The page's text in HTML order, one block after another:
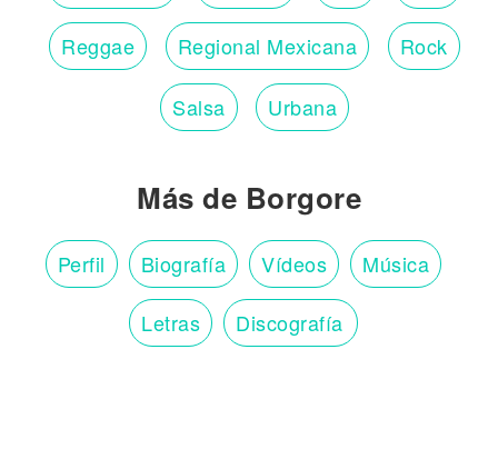
Reggae Regional Mexicana Rock
Salsa Urbana
Más de Borgore
Perfil Biografía Vídeos Música
Letras Discografía